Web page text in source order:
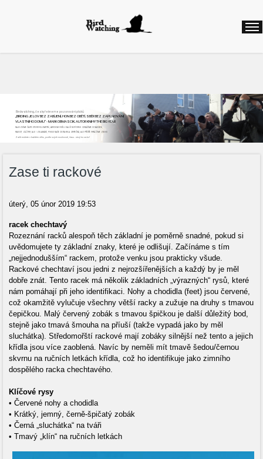
Birdwatching, česky řekneme pozorování ptáků
„BIRDING JE LOV BEZ ZABÍJENÍ, HON BEZ OBĚTÍ, SBĚR BEZ ZAPLŇOVÁNÍ
VLASTNÍHO DOMU“ - MARK OBMASCIK, AUTOR KNIHY THE BIG YEAR
NAJEZDÍME ČASTO STOVKY KILOMETRŮ, ABYCHOM VIDĚLI DALŠÍ NOVÝ DRUH. ODNÁŠÍME SI NADŠENÍ,
RADOST, ZÁŽITKY, ALE I ZKLAMÁNÍ, POKUD NAŠE CESTA BYLA ZBYTEČNÁ, ALE PŘÍŠTĚ VYRÁŽÍME ZNOVU
Začít můžete v každém věku, podle svých možností, času...stojí to za to!
Zase ti rackové
úterý, 05 únor 2019 19:53
racek chechtavý
Rozeznání racků alespoň těch základní je poměrně snadné, pokud si
uvědomujete ty základní znaky, které je odlišují. Začínáme s tím
„nejjednodušším“ rackem, protože venku jsou prakticky všude.
Rackové chechtaví jsou jedni z nejrozšířenějších a každý by je měl
dobře znát. Tento racek má několik základních „výrazných“ rysů, které
nám pomáhají při jeho identifikaci. Nohy a chodidla (feet) jsou červené,
což okamžitě vylučuje všechny větší racky a zužuje na druhy s tmavou
čepičkou. Malý červený zobák s tmavou špičkou je další důležitý bod,
stejně jako tmavá šmouha na příuší (takže vypadá jako by měl
sluchátka). Středomořští rackové mají zobáky silnější než tento a jejich
křídla jsou více zaoblená. Navíc by neměli mít tmavě šedou/černou
skvrnu na ručních letkách křídla, což ho identifikuje jako zimního
dospělého racka chechtavého.
Klíčové rysy
• Červené nohy a chodidla
• Krátký, jemný, černě-špičatý zobák
• Černá „sluchátka“ na tváři
• Tmavý „klín“ na ručních letkách